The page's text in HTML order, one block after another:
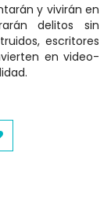
y vivirán en
delitos sin
escritores
en video-